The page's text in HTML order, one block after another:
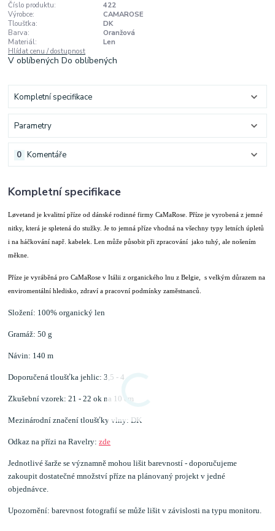
Číslo produktu:
422
Výrobce:
CAMAROSE
Tloušťka:
DK
Barva:
Oranžová
Materiál:
Len
Hlídat cenu / dostupnost
V oblíbenýchDo oblíbených
Kompletní specifikace
Parametry
Komentáře
0
Kompletní specifikace
Løvetand je kvalitní příze od dánské rodinné firmy CaMaRose.Příze je vyrobená z jemné
nitky, která je spletená do stužky.Je to jemná příze vhodná na všechny typy letních úpletů
i na háčkování např. kabelek. Len může působit při zpracování jako tuhý, ale nošením
měkne.
Příze je vyráběná pro CaMaRose v Itálii z organického lnu z Belgie, s velkým důrazem na
enviromentální hledisko, zdraví a pracovní podmínky zaměstnanců.
Složení: 100% organický len
Gramáž: 50 g
Návin: 140 m
Doporučená tloušťka jehlic: 3,5 - 4
Zkušební vzorek: 21 - 22 ok na 10 cm
Mezinárodní značení tloušťky vlny: DK
Odkaz na přízi na Ravelry:zde
Jednotlivé šarže se významně mohou lišit barevností - doporučujeme
zakoupit dostatečné množství příze na plánovaný projekt v jedné
objednávce.
Upozornění: barevnost fotografií se může lišit v závislosti na typu monitoru.